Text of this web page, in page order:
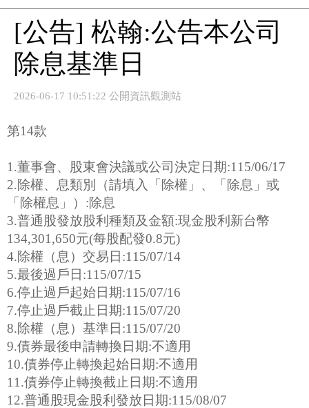
[公告] 松翰:公告本公司
除息基準日
2026-06-17 10:51:22 公開資訊觀測站
第14款
1.董事會、股東會決議或公司決定日期:115/06/17
2.除權、息類別（請填入「除權」、「除息」或
「除權息」）:除息
3.普通股發放股利種類及金額:現金股利新台幣
134,301,650元(每股配發0.8元)
4.除權（息）交易日:115/07/14
5.最後過戶日:115/07/15
6.停止過戶起始日期:115/07/16
7.停止過戶截止日期:115/07/20
8.除權（息）基準日:115/07/20
9.債券最後申請轉換日期:不適用
10.債券停止轉換起始日期:不適用
11.債券停止轉換截止日期:不適用
12.普通股現金股利發放日期:115/08/07